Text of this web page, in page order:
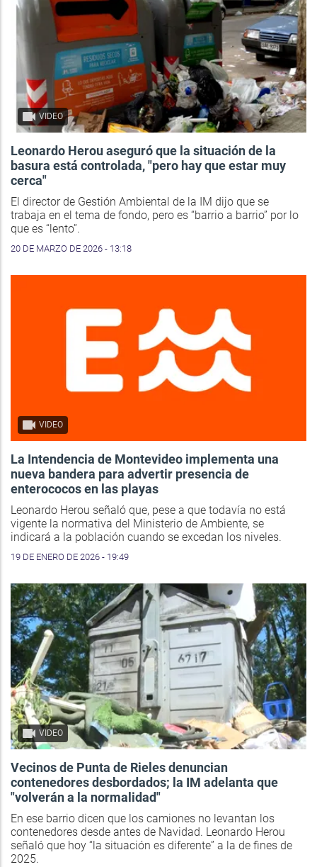
VIDEO
Leonardo Herou aseguró que la situación de la
basura está controlada, "pero hay que estar muy
cerca"
El director de Gestión Ambiental de la IM dijo que se
trabaja en el tema de fondo, pero es “barrio a barrio” por lo
que es “lento”.
20 DE MARZO DE 2026 - 13:18
VIDEO
La Intendencia de Montevideo implementa una
nueva bandera para advertir presencia de
enterococos en las playas
Leonardo Herou señaló que, pese a que todavía no está
vigente la normativa del Ministerio de Ambiente, se
indicará a la población cuando se excedan los niveles.
19 DE ENERO DE 2026 - 19:49
VIDEO
Vecinos de Punta de Rieles denuncian
contenedores desbordados; la IM adelanta que
"volverán a la normalidad"
En ese barrio dicen que los camiones no levantan los
contenedores desde antes de Navidad. Leonardo Herou
señaló que hoy “la situación es diferente” a la de fines de
2025.